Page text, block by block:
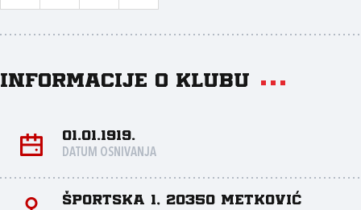
Informacije o klubu
01.01.1919.
DATUM OSNIVANJA
Športska 1, 20350 Metković